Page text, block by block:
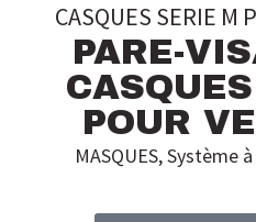
CASQUES SERIE M
PARE-
POUR
MASQUES,Système